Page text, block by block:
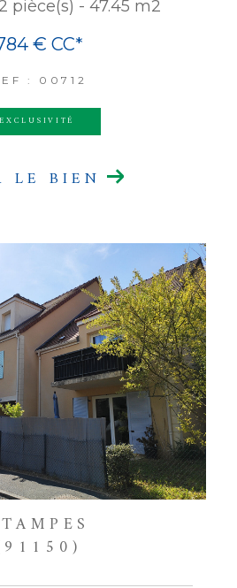
pièce(s) - 47.45 m2
€ CC*
: 00712
EXCLUSIVITÉ
LE BIEN